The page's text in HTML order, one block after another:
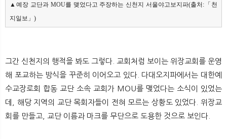
▲예장 교단과 MOU를 맺었다고 주장하는 신천지 서울야고보지파(출처:「천
지일보」)
그간 신천지의 행적을 봐도 그렇다. 교회처럼 보이는 위장교회를 운영
해 포교하는 방식을 꾸준히 이어오고 있다. 다대오지파에서는 대한예
수교장로회 합동 교단 소속 교회가 MOU를 맺었다는 소식이 있었는
데, 해당 지역의 교단 목회자들이 전혀 모르는 상황도 있었다. 위장교
회를 만들고, 교단 이름과 마크를 무단으로 도용한 것으로 보인다.